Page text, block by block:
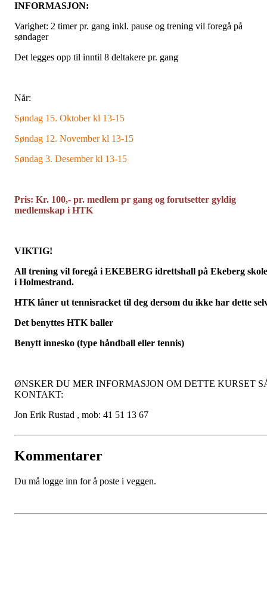
INFORMASJON:
Varighet: 2 timer pr. gang inkl. pause og trening vil foregå på
søndager
Det legges opp til inntil 8 deltakere pr. gang
Når:
Søndag 15. Oktober kl 13-15
Søndag 12. November kl 13-15
Søndag 3. Desember kl 13-15
Pris: Kr. 100,- pr. medlem pr gang og forutsetter gyldig
medlemskap i HTK
VIKTIG!
All trening vil foregå i EKEBERG idrettshall på Ekeberg skole
i Holmestrand.
HTK låner ut tennisracket til deg dersom du ikke har dette
Det benyttes HTK baller
Benytt innesko (type håndball eller tennis)
ØNSKER DU MER INFORMASJON OM DETTE KURSET
KONTAKT:
Jon Erik Rustad , mob: 41 51 13 67
Kommentarer
Du må logge inn for å poste i veggen.